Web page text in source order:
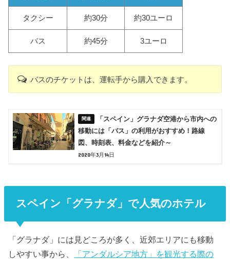
タクシー 約30分 約30ユーロ
バス 約45分 3ユーロ
バスのチケットは、運転手から購入できます。
「スペイン」グラナダ空港から市内への
移動には「バス」の利用がおすすめ！路線
図、時刻表、料金などを紹介～
2020年3月14日
スペイン「グラナダ」で人気のホテル
「グラナダ」には見どころが多く、近郊エリアにも移動
しやすい事から、
「アンダルシア地方」を観光する際の